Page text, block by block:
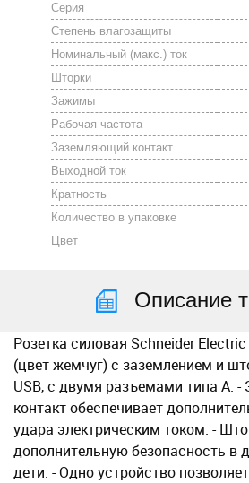
Серия
Степень влагозащиты
Номинальный (макс.) ток
Шторки
Зажимы
Рабочая частота
Заземляющий контакт
Выходной ток
Кратность
Количество в упаковке
Цвет
Описание
Розетка силовая Schneider
(цвет жемчуг) с заземлением и
USB, с двумя разъемами типа А.
контакт обеспечивает
удара электрическим током. -
дополнительную безопасность в
дети. - Одно устройство